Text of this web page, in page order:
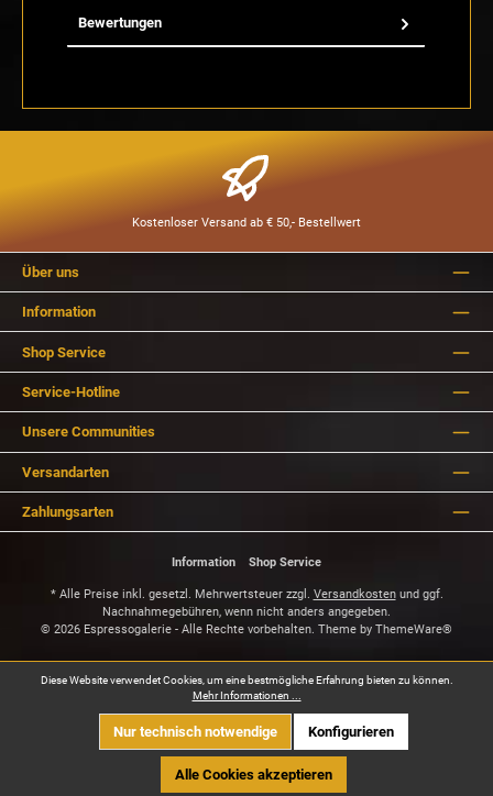
Bewertungen
Kostenloser Versand ab € 50,- Bestellwert
Über uns
Information
Shop Service
Service-Hotline
Unsere Communities
Versandarten
Zahlungsarten
Information Shop Service
* Alle Preise inkl. gesetzl. Mehrwertsteuer zzgl. Versandkostenund ggf.
Nachnahmegebühren, wenn nicht anders angegeben.
© 2026 Espressogalerie - Alle Rechte vorbehalten. Theme by ThemeWare®
Diese Website verwendet Cookies, um eine bestmögliche Erfahrung bieten zu können.
Mehr Informationen ...
Nur technisch notwendige Konfigurieren
Alle Cookies akzeptieren